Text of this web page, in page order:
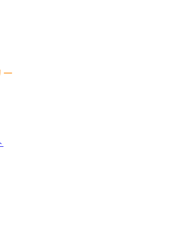
ー